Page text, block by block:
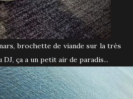
brochette de viande sur la très
ça a un petit air de paradis...